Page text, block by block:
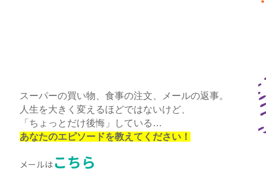
スーパーの買い物、食事の注文、メールの返事。
人生を大きく変えるほどではないけど、
「ちょっとだけ後悔」している…
あなたのエピソードを教えてください！
メールはこちら